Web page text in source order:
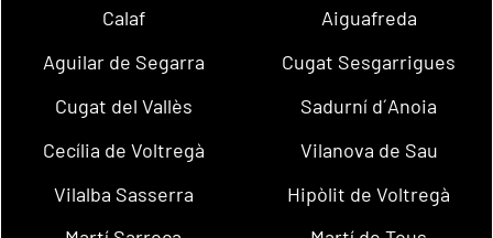
Calaf
Aiguafreda
Aguilar de Segarra
Cugat Sesgarrigues
Cugat del Vallès
Sadurní d´Anoia
Cecília de Voltregà
Vilanova de Sau
Vilalba Sasserra
Hipòlit de Voltregà